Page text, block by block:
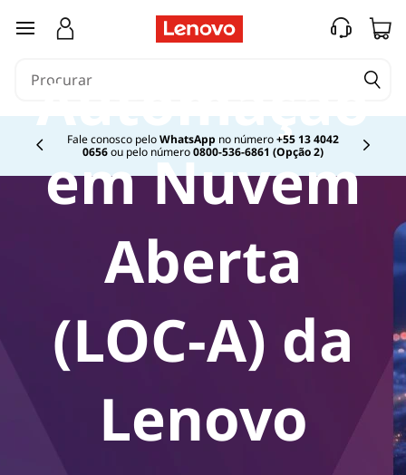
saltar para o conteúdo principal
Fale conosco peloWhatsApp no número+55 13 4042
0656ou pelo número0800-536-6861 (Opção 2)
Currently displaying item 2 of
Automação
em Nuvem
Aberta
(LOC-A) da
Lenovo